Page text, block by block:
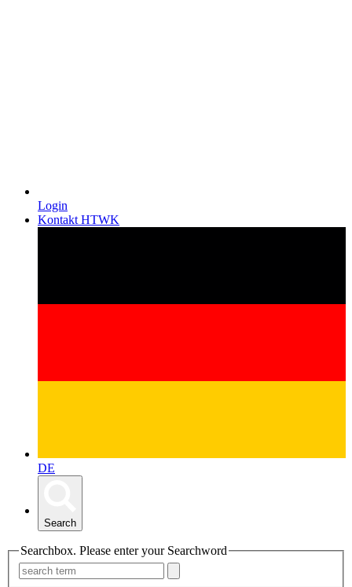
Login
Kontakt HTWK
DE
Search
Searchbox. Please enter your Searchword